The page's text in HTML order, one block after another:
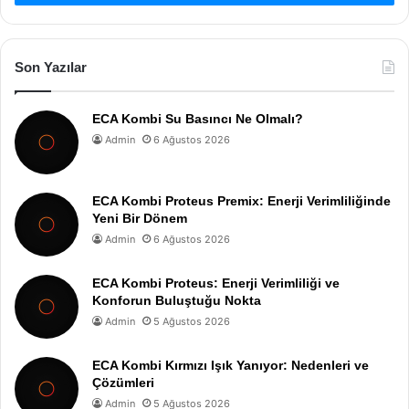
Son Yazılar
ECA Kombi Su Basıncı Ne Olmalı?
Admin 6 Ağustos 2026
ECA Kombi Proteus Premix: Enerji Verimliliğinde
Yeni Bir Dönem
Admin 6 Ağustos 2026
ECA Kombi Proteus: Enerji Verimliliği ve
Konforun Buluştuğu Nokta
Admin 5 Ağustos 2026
ECA Kombi Kırmızı Işık Yanıyor: Nedenleri ve
Çözümleri
Admin 5 Ağustos 2026